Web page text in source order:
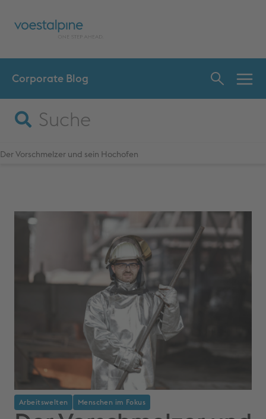
Corporate Blog
Der Vorschmelzer und sein Hochofen
Arbeitswelten Menschen im Fokus